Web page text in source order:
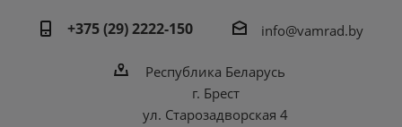
+375 (29) 2222-150
info@vamrad.by
Республика Беларусь
г. Брест
ул. Старозадворская 4